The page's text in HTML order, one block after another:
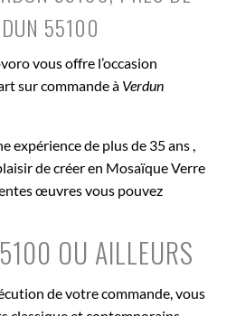
55100
vous offre l’occasion
sur commande à Verdun
expérience de plus de 35 ans ,
de créer en Mosaïque Verre
œuvres vous pouvez
OU AILLEURS
de votre commande, vous